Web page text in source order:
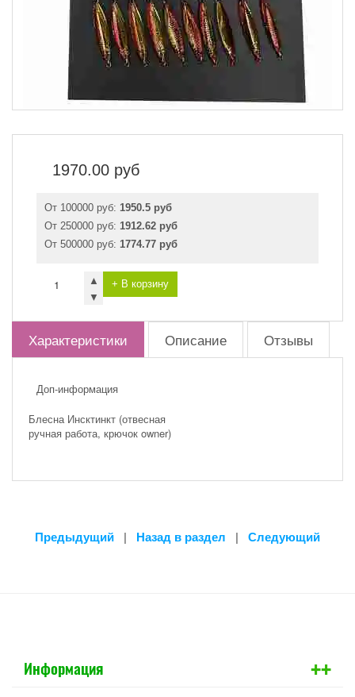
1970.00 руб
От 100000 руб: 1950.5 руб
От 250000 руб: 1912.62 руб
От 500000 руб: 1774.77 руб
▲
▼
+ В корзину
Характеристики Описание Отзывы
Доп-информация
Блесна Инсктинкт (отвесная
ручная работа, крючок owner)
Предыдущий | Назад в раздел | Следующий
Информация +
+